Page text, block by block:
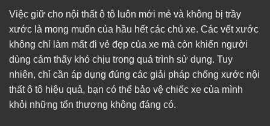
Việc giữ cho nội thất ô tô luôn mới mẻ và không bị trầy
xước là mong muốn của hầu hết các chủ xe. Các vết xước
không chỉ làm mất đi vẻ đẹp của xe mà còn khiến người
dùng cảm thấy khó chịu trong quá trình sử dụng. Tuy
nhiên, chỉ cần áp dụng đúng các giải pháp chống xước nội
thất ô tô hiệu quả, bạn có thể bảo vệ chiếc xe của mình
khỏi những tổn thương không đáng có.